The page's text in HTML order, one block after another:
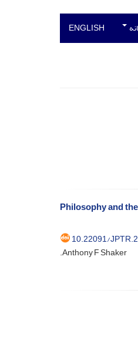
ENGLISH
Philosophy and
10.22091/
.Anthony F Shaker